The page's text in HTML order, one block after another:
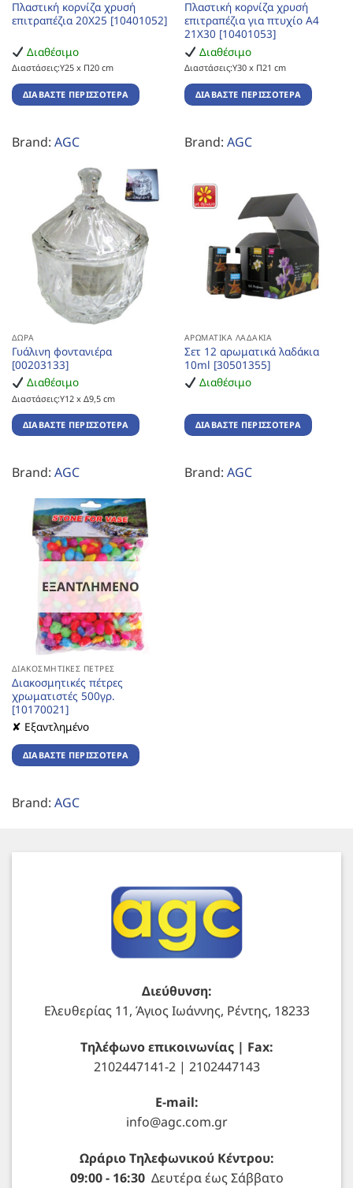
Πλαστική κορνίζα χρυσή
επιτραπέζια 20Χ25 [10401052]
Διαθέσιμο
Διαστάσεις:Υ25 x Π20 cm
ΔΙΑΒΆΣΤΕ ΠΕΡΙΣΣΌΤΕΡΑ
Brand: AGC
Πλαστική κορνίζα χρυσή
επιτραπέζια για πτυχίο Α4
21Χ30 [10401053]
Διαθέσιμο
Διαστάσεις:Υ30 x Π21 cm
ΔΙΑΒΆΣΤΕ ΠΕΡΙΣΣΌΤΕΡΑ
Brand: AGC
ΔΏΡΑ
Γυάλινη φοντανιέρα
[00203133]
Διαθέσιμο
Διαστάσεις:Υ12 x Δ9,5 cm
ΔΙΑΒΆΣΤΕ ΠΕΡΙΣΣΌΤΕΡΑ
Brand: AGC
ΑΡΩΜΑΤΙΚΆ ΛΑΔΆΚΙΑ
Σετ 12 αρωματικά λαδάκια
10ml [30501355]
Διαθέσιμο
ΔΙΑΒΆΣΤΕ ΠΕΡΙΣΣΌΤΕΡΑ
Brand: AGC
ΕΞΑΝΤΛΗΜΈΝΟ
ΔΙΑΚΟΣΜΗΤΙΚΈΣ ΠΈΤΡΕΣ
Διακοσμητικές πέτρες
χρωματιστές 500γρ.
[10170021]
✘ Εξαντλημένο
ΔΙΑΒΆΣΤΕ ΠΕΡΙΣΣΌΤΕΡΑ
Brand: AGC
Διεύθυνση:
Ελευθερίας 11, Άγιος Ιωάννης, Ρέντης, 18233
Τηλέφωνο επικοινωνίας | Fax:
2102447141-2 | 2102447143
E-mail:
info@agc.com.gr
Ωράριο Τηλεφωνικού Κέντρου:
09:00 - 16:30Δευτέρα έως Σάββατο